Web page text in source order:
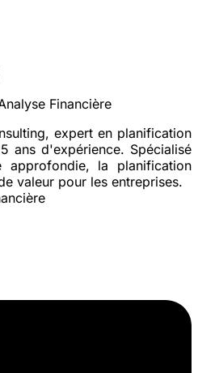
Financière
expert en planification
ans d'expérience. Spécialisé
approfondie, la planification
valeur pour les entreprises.